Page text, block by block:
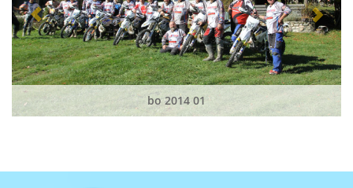
bo 2014 01